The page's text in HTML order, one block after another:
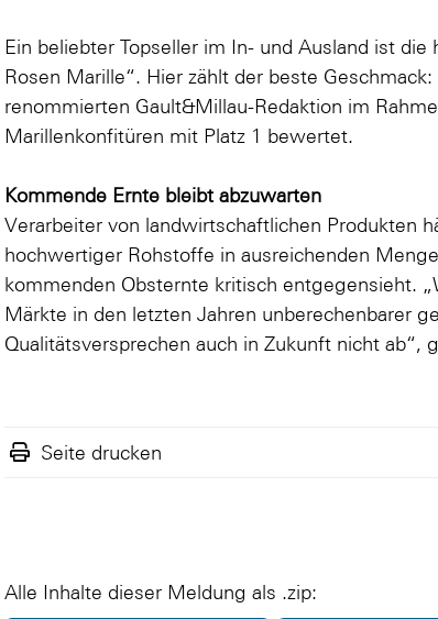
Ein beliebter Topseller im In- und Ausland ist
Rosen Marille“. Hier zählt der beste
renommierten Gault&Millau-Redaktion im
Marillenkonfitüren mit Platz 1 bewertet.
Kommende Ernte bleibt abzuwarten
Verarbeiter von landwirtschaftlichen Produkten
hochwertiger Rohstoffe in ausreichenden
kommenden Obsternte kritisch entgegensieht.
Märkte in den letzten Jahren unberechenbarer
Qualitätsversprechen auch in Zukunft nicht ab“,
Seite drucken
Alle Inhalte dieser Meldung als .zip: